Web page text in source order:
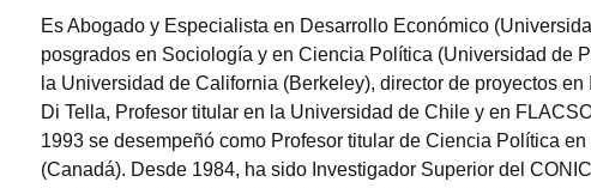
Es Abogado y Especialista en Desarrollo Económico
posgrados en Sociología y en Ciencia Política (Universidad de
la Universidad de California (Berkeley), director de proyectos
Di Tella, Profesor titular en la Universidad de Chile y en
1993 se desempeñó como Profesor titular de Ciencia Política
(Canadá). Desde 1984, ha sido Investigador Superior del